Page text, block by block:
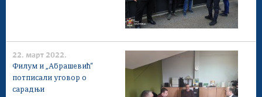
22. март 2022.
Филум и „Абрашевић“
потписали уговор о
сарадњи